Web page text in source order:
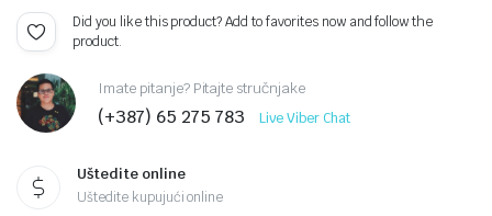
Did you like this product? Add to favorites now and follow the
product.
Imate pitanje? Pitajte stručnjake
(+387) 65 275 783 Live Viber Chat
Uštedite online
Uštedite kupujući online